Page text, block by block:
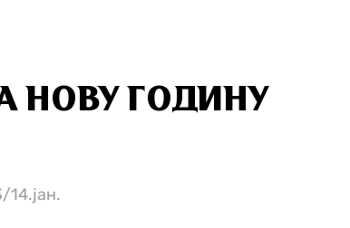
НОВУ ГОДИНУ